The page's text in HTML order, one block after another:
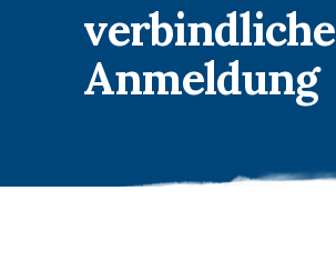
verbindliche
Anmeldung